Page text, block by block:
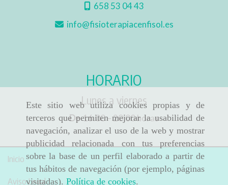
Este sitio web utiliza cookies propias y de
terceros que permiten mejorar la usabilidad de
navegación, analizar el uso de la web y mostrar
publicidad relacionada con tus preferencias
sobre la base de un perfil elaborado a partir de
tus hábitos de navegación (por ejemplo, páginas
visitadas). Política de cookies.
658 53 04 43
info
fisioterapiacenfisol.es
HORARIO
Lunes a viernes
De16.00 – 20.00 horas
Inicio
Aviso Legal